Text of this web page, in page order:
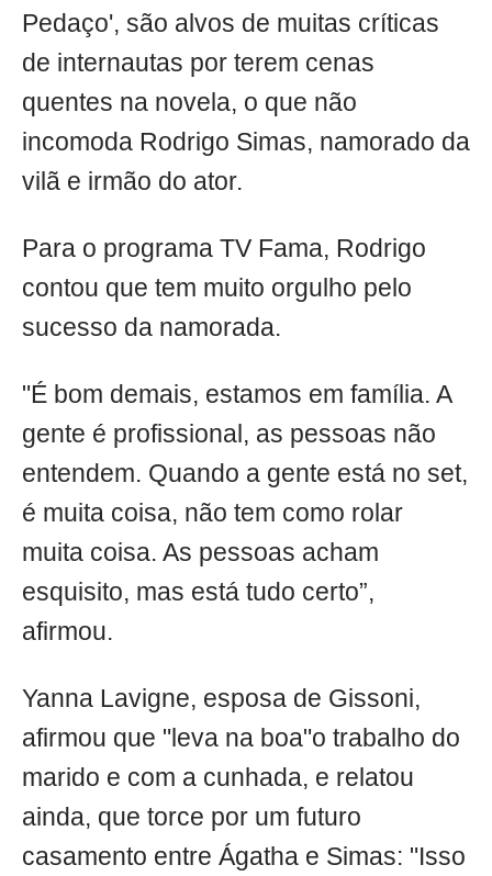
Pedaço', são alvos de muitas críticas
de internautas por terem cenas
quentes na novela, o que não
incomoda Rodrigo Simas, namorado da
vilã e irmão do ator.
Para o programa TV Fama, Rodrigo
contou que tem muito orgulho pelo
sucesso da namorada.
"É bom demais, estamos em família. A
gente é profissional, as pessoas não
entendem. Quando a gente está no set,
é muita coisa, não tem como rolar
muita coisa. As pessoas acham
esquisito, mas está tudo certo”,
afirmou.
Yanna Lavigne, esposa de Gissoni,
afirmou que "leva na boa"o trabalho do
marido e com a cunhada, e relatou
ainda, que torce por um futuro
casamento entre Ágatha e Simas: "Isso